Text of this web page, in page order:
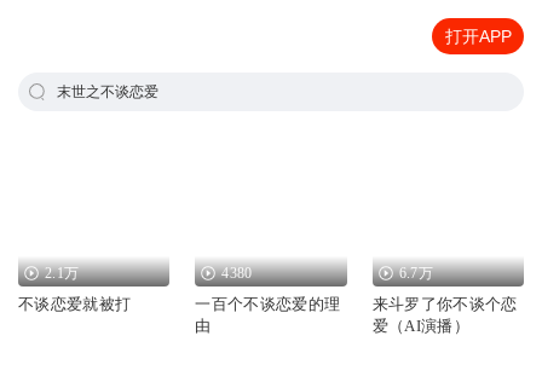
打开APP
末世之不谈恋爱
2.1万
不谈恋爱就被打
4380
一百个不谈恋爱的理
由
6.7万
来斗罗了你不谈个恋
爱（AI演播）